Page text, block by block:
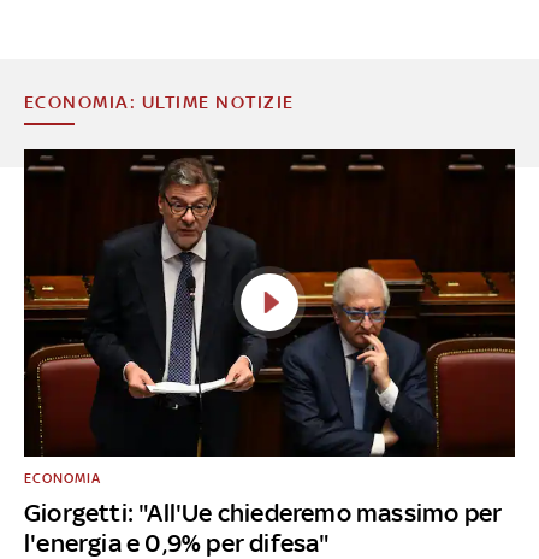
ECONOMIA: ULTIME NOTIZIE
Giorgetti: "All'Ue chiederemo massimo per
l'energia e 0,9% per difesa"
ECONOMIA